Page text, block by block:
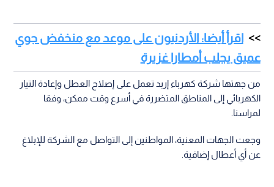
اقرأ أيضا: الأردنيون على موعد مع منخفض جوي
عميق يجلب أمطارا غزيرة
من جهتها شركة كهرباء إربد تعمل على إصلاح العطل وإعادة التيار
الكهربائي إلى المناطق المتضررة في أسرع وقت ممكن، وفقا
لمراسنا.
وجعت الجهات المعنية، المواطنين إلى التواصل مع الشركة للإبلاغ
عن أي أعطال إضافية.